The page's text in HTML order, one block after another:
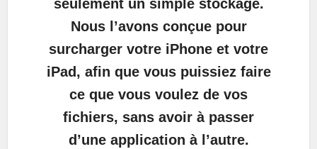
seulement un simple stockage.
Nous l’avons conçue pour
surcharger votre iPhone et votre
iPad, afin que vous puissiez faire
ce que vous voulez de vos
fichiers, sans avoir à passer
d’une application à l’autre.